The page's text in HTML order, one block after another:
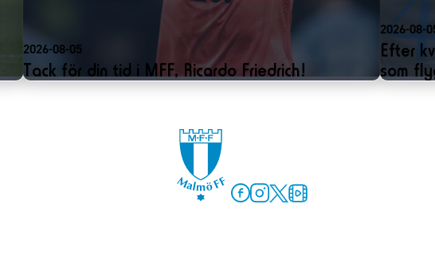
2026-08-05
Tack för din tid i MFF, Ricardo Friedrich!
2026-08-
Efter
som